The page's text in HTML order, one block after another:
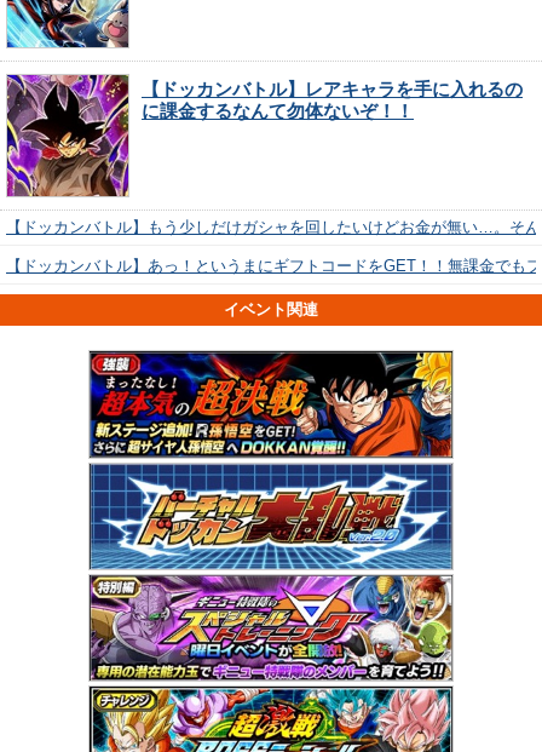
【ドッカンバトル】レアキャラを手に入れるの
に課金するなんて勿体ないぞ！！
【ドッカンバトル】もう少しだけガシャを回したいけどお金が無い…。そ
【ドッカンバトル】あっ！というまにギフトコードをGET！！無課金でも
イベント関連